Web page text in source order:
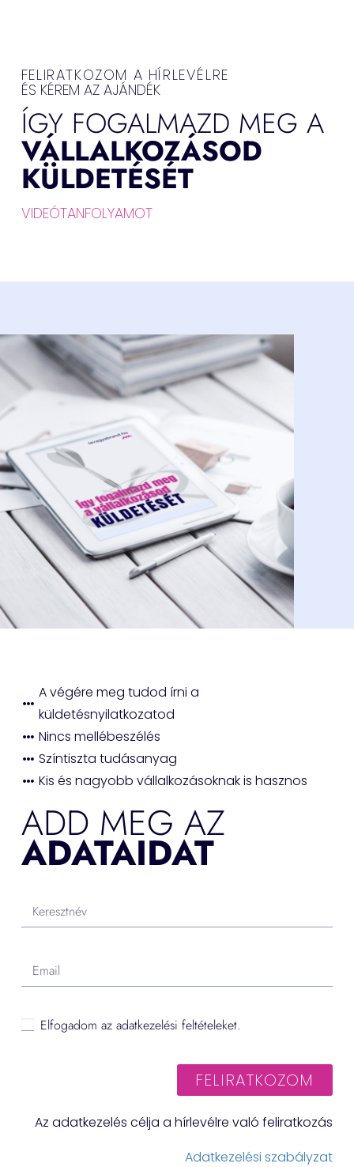
FELIRATKOZOM A HÍRLEVÉLRE
ÉS KÉREM AZ AJÁNDÉK
ÍGY FOGALMAZD MEG A
VÁLLALKOZÁSOD
KÜLDETÉSÉT
VIDEÓTANFOLYAMOT
A végére meg tudod írni a
küldetésnyilatkozatod
Nincs mellébeszélés
Színtiszta tudásanyag
Kis és nagyobb vállalkozásoknak is hasznos
ADD MEG AZ
ADATAIDAT
Elfogadom az adatkezelési feltételeket.
FELIRATKOZOM
Az adatkezelés célja a hírlevélre való feliratkozás
Adatkezelési szabályzat